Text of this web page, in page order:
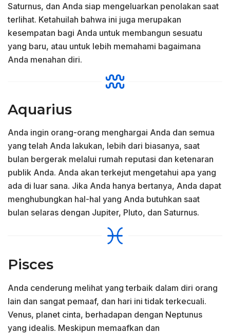
Saturnus, dan Anda siap mengeluarkan penolakan saat
terlihat. Ketahuilah bahwa ini juga merupakan
kesempatan bagi Anda untuk membangun sesuatu
yang baru, atau untuk lebih memahami bagaimana
Anda menahan diri.
Aquarius
Anda ingin orang-orang menghargai Anda dan semua
yang telah Anda lakukan, lebih dari biasanya, saat
bulan bergerak melalui rumah reputasi dan ketenaran
publik Anda. Anda akan terkejut mengetahui apa yang
ada di luar sana. Jika Anda hanya bertanya, Anda dapat
menghubungkan hal-hal yang Anda butuhkan saat
bulan selaras dengan Jupiter, Pluto, dan Saturnus.
Pisces
Anda cenderung melihat yang terbaik dalam diri orang
lain dan sangat pemaaf, dan hari ini tidak terkecuali.
Venus, planet cinta, berhadapan dengan Neptunus
yang idealis. Meskipun memaafkan dan